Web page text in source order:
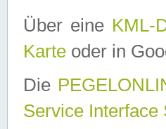
Über eine KML-
Karte oder in
Die
Service